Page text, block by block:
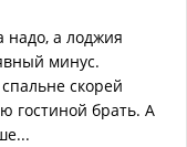
надо, а лоджия
минус.
скорей
гостиной брать. А